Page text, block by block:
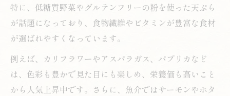
特に、低糖質野菜やグルテンフリーの粉を使った天ぷら
が話題になっており、食物繊維やビタミンが豊富な食材
が選ばれやすくなっています。
例えば、カリフラワーやアスパラガス、パプリカなど
は、色彩も豊かで見た目にも楽しめ、栄養価も高いこと
から人気上昇中です。さらに、魚介ではサーモンやホタ